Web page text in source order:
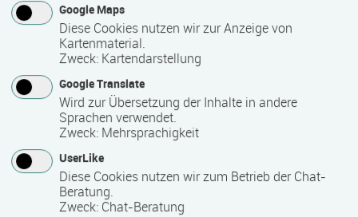
Zertifikat „Design Thinking“
Voraussichtliche Dauer
1 Woche(n)
Termin
Termine auf Anfrage
Google Maps
Diese Cookies nutzen wir zur Anzeige von
Kartenmaterial.
Zweck: Kartendarstellung
Google Translate
Wird zur Übersetzung der Inhalte in andere
Sprachen verwendet.
Zweck: Mehrsprachigkeit
UserLike
Diese Cookies nutzen wir zum Betrieb der Chat-
Beratung.
Zweck: Chat-Beratung